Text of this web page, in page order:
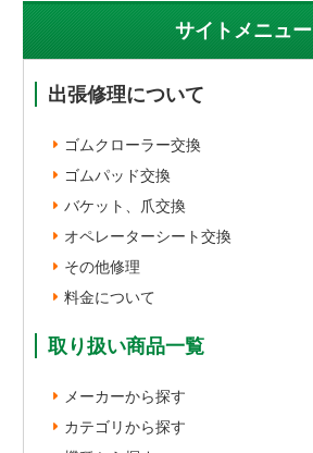
サイトメニュー
出張修理について
ゴムクローラー交換
ゴムパッド交換
バケット、爪交換
オペレーターシート交換
その他修理
料金について
取り扱い商品一覧
メーカーから探す
カテゴリから探す